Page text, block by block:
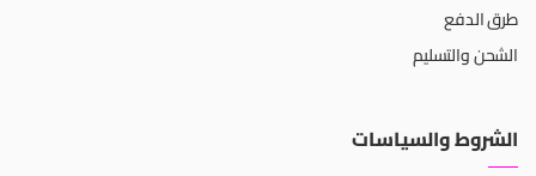
طرق الدفع
الشحن والتسليم
الشروط والسياسات